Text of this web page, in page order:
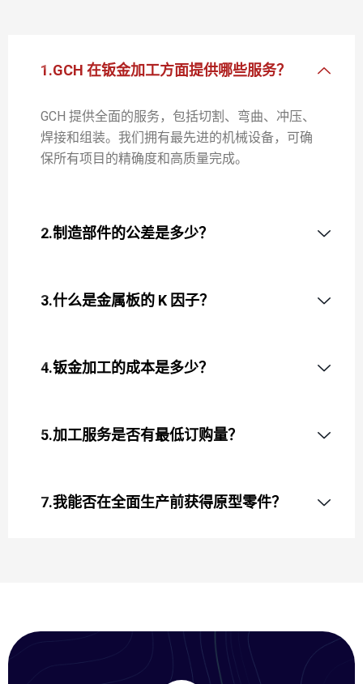
1.GCH 在钣金加工方面提供哪些服务？
GCH 提供全面的服务，包括切割、弯曲、冲压、
焊接和组装。我们拥有最先进的机械设备，可确
保所有项目的精确度和高质量完成。
2.制造部件的公差是多少？
3.什么是金属板的 K 因子？
4.钣金加工的成本是多少？
5.加工服务是否有最低订购量？
7.我能否在全面生产前获得原型零件？